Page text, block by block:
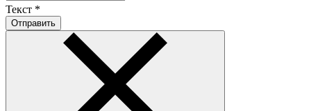
Текст *
Отправить